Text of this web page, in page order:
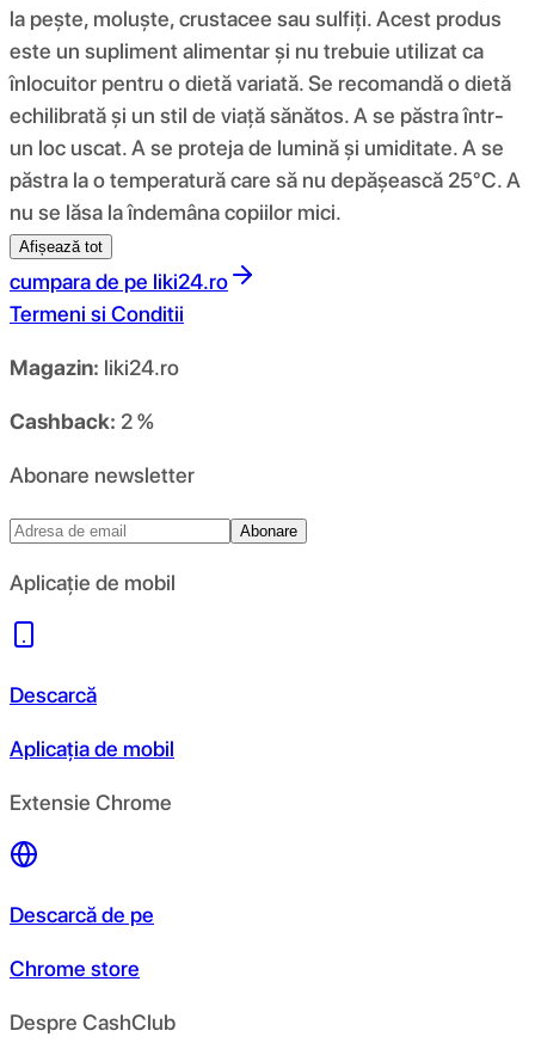
la pește, moluște, crustacee sau sulfiți. Acest produs
este un supliment alimentar și nu trebuie utilizat ca
înlocuitor pentru o dietă variată. Se recomandă o dietă
echilibrată și un stil de viață sănătos. A se păstra într-
un loc uscat. A se proteja de lumină și umiditate. A se
păstra la o temperatură care să nu depășească 25°C. A
nu se lăsa la îndemâna copiilor mici.
Afișează tot
cumpara de pe liki24.ro
Termeni si Conditii
Magazin: liki24.ro
Cashback: 2 %
Abonare newsletter
Abonare
Aplicație de mobil
Descarcă
Aplicația de mobil
Extensie Chrome
Descarcă de pe
Chrome store
Despre CashClub